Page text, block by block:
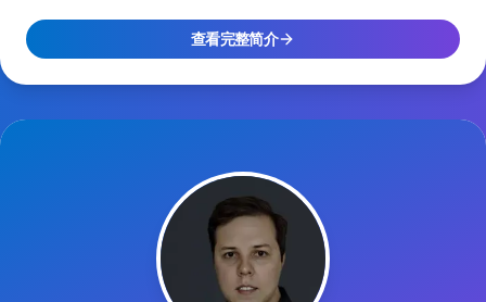
查看完整简介